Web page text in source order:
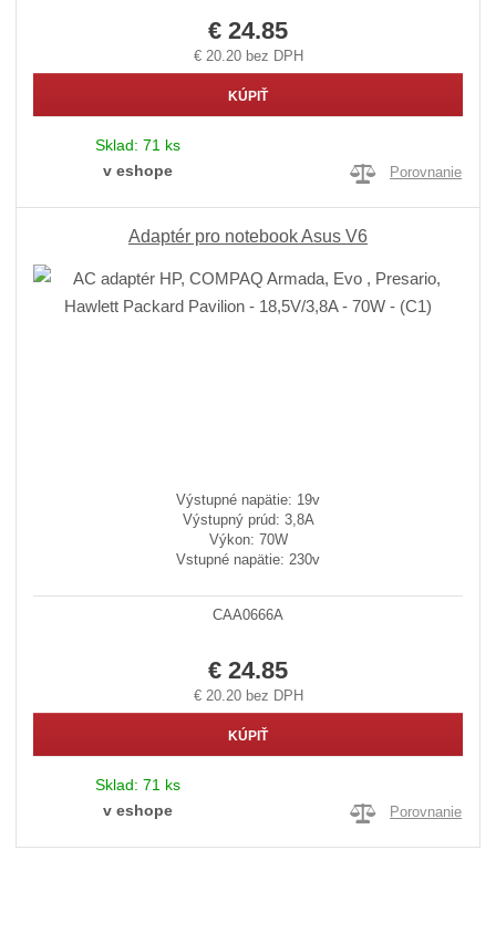
€ 24.85
€ 20.20 bez DPH
KÚPIŤ
Sklad: 71 ks
v eshope
Porovnanie
Adaptér pro notebook Asus V6
Výstupné napätie: 19v
Výstupný prúd: 3,8A
Výkon: 70W
Vstupné napätie: 230v
CAA0666A
€ 24.85
€ 20.20 bez DPH
KÚPIŤ
Sklad: 71 ks
v eshope
Porovnanie